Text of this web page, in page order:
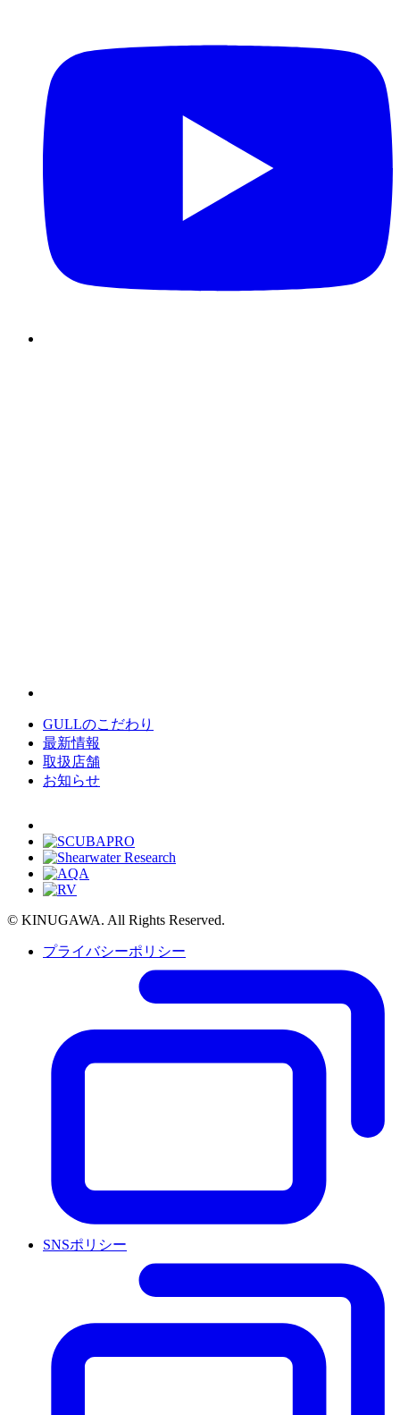
GULLのこだわり
最新情報
取扱店舗
お知らせ
© KINUGAWA. All Rights Reserved.
プライバシーポリシー
SNSポリシー